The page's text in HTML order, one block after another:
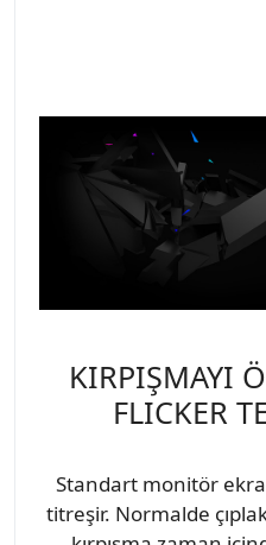
KIRPIŞMAYI
FLICKER
Standart monitör
titreşir. Normalde